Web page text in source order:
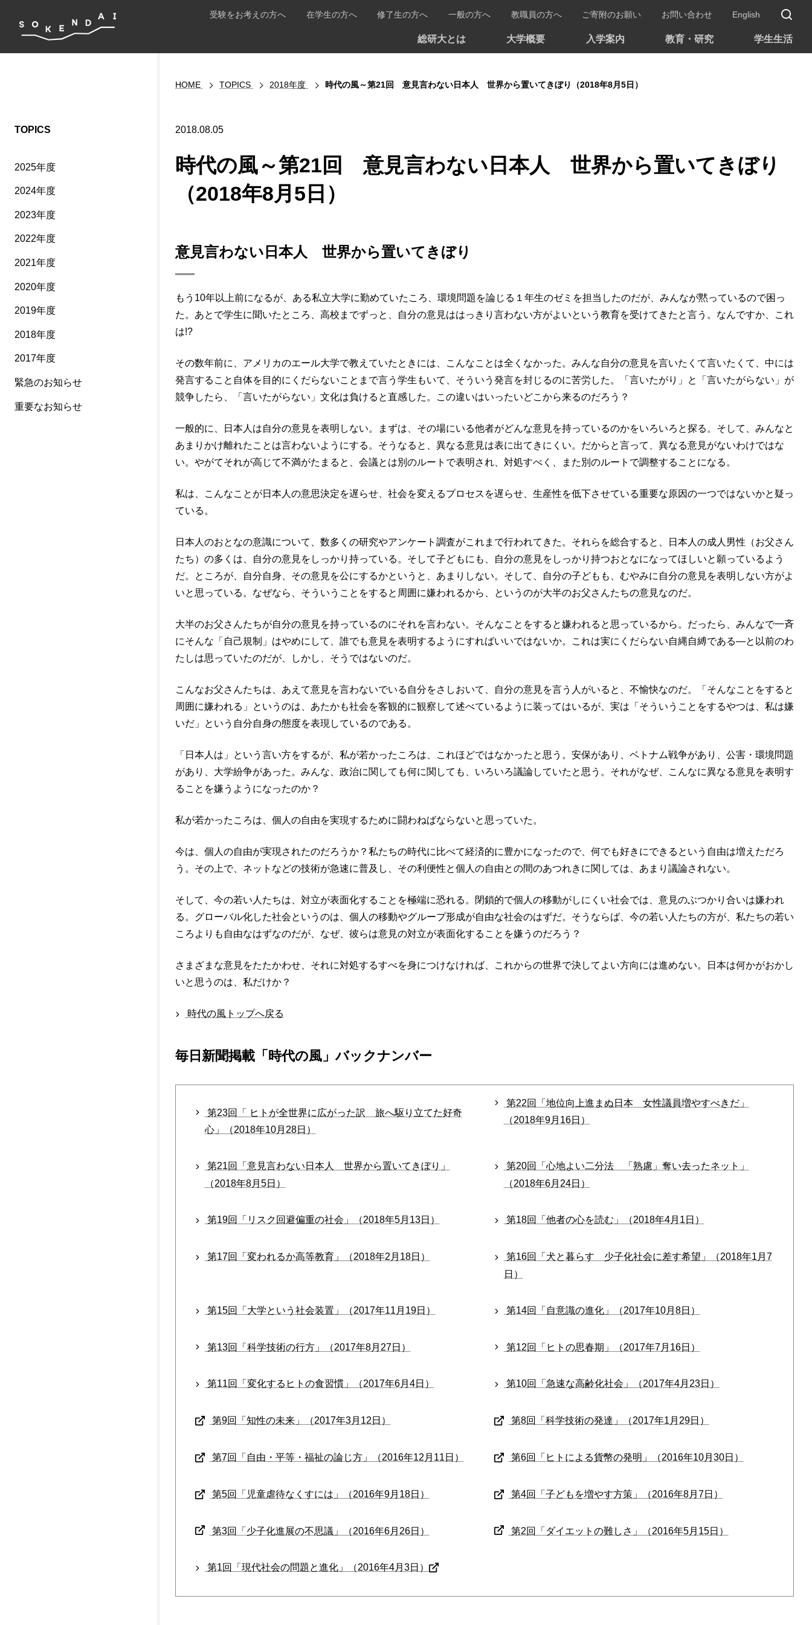
総研大とは 大学概要 入学案内 教育・研究 学生生活
受験をお考えの方へ 在学生の方へ 修了生の方へ 一般の方へ 教職員の方へ ご寄附のお願い お問い合わせ English
HOME TOPICS 2018年度 時代の風～第21回 意見言わない日本人 世界から置いてきぼり（2018年8月5日）
2018.08.05
時代の風～第21回 意見言わない日本人 世界から置いてきぼり
（2018年8月5日）
意見言わない日本人 世界から置いてきぼり
もう10年以上前になるが、ある私立大学に勤めていたころ、環境問題を論じる１年生のゼミを担当したのだが、みんなが黙っているので困っ
た。あとで学生に聞いたところ、高校までずっと、自分の意見ははっきり言わない方がよいという教育を受けてきたと言う。なんですか、これ
は!?
その数年前に、アメリカのエール大学で教えていたときには、こんなことは全くなかった。みんな自分の意見を言いたくて言いたくて、中には
発言すること自体を目的にくだらないことまで言う学生もいて、そういう発言を封じるのに苦労した。「言いたがり」と「言いたがらない」が
競争したら、「言いたがらない」文化は負けると直感した。この違いはいったいどこから来るのだろう？
一般的に、日本人は自分の意見を表明しない。まずは、その場にいる他者がどんな意見を持っているのかをいろいろと探る。そして、みんなと
あまりかけ離れたことは言わないようにする。そうなると、異なる意見は表に出てきにくい。だからと言って、異なる意見がないわけではな
い。やがてそれが高じて不満がたまると、会議とは別のルートで表明され、対処すべく、また別のルートで調整することになる。
私は、こんなことが日本人の意思決定を遅らせ、社会を変えるプロセスを遅らせ、生産性を低下させている重要な原因の一つではないかと疑っ
ている。
日本人のおとなの意識について、数多くの研究やアンケート調査がこれまで行われてきた。それらを総合すると、日本人の成人男性（お父さん
たち）の多くは、自分の意見をしっかり持っている。そして子どもにも、自分の意見をしっかり持つおとなになってほしいと願っているよう
だ。ところが、自分自身、その意見を公にするかというと、あまりしない。そして、自分の子どもも、むやみに自分の意見を表明しない方がよ
いと思っている。なぜなら、そういうことをすると周囲に嫌われるから、というのが大半のお父さんたちの意見なのだ。
大半のお父さんたちが自分の意見を持っているのにそれを言わない。そんなことをすると嫌われると思っているから。だったら、みんなで一斉
にそんな「自己規制」はやめにして、誰でも意見を表明するようにすればいいではないか。これは実にくだらない自縄自縛である―と以前のわ
たしは思っていたのだが、しかし、そうではないのだ。
こんなお父さんたちは、あえて意見を言わないでいる自分をさしおいて、自分の意見を言う人がいると、不愉快なのだ。「そんなことをすると
周囲に嫌われる」というのは、あたかも社会を客観的に観察して述べているように装ってはいるが、実は「そういうことをするやつは、私は嫌
いだ」という自分自身の態度を表現しているのである。
「日本人は」という言い方をするが、私が若かったころは、これほどではなかったと思う。安保があり、ベトナム戦争があり、公害・環境問題
があり、大学紛争があった。みんな、政治に関しても何に関しても、いろいろ議論していたと思う。それがなぜ、こんなに異なる意見を表明す
ることを嫌うようになったのか？
私が若かったころは、個人の自由を実現するために闘わねばならないと思っていた。
今は、個人の自由が実現されたのだろうか？私たちの時代に比べて経済的に豊かになったので、何でも好きにできるという自由は増えただろ
う。その上で、ネットなどの技術が急速に普及し、その利便性と個人の自由との間のあつれきに関しては、あまり議論されない。
そして、今の若い人たちは、対立が表面化することを極端に恐れる。閉鎖的で個人の移動がしにくい社会では、意見のぶつかり合いは嫌われ
る。グローバル化した社会というのは、個人の移動やグループ形成が自由な社会のはずだ。そうならば、今の若い人たちの方が、私たちの若い
ころよりも自由なはずなのだが、なぜ、彼らは意見の対立が表面化することを嫌うのだろう？
さまざまな意見をたたかわせ、それに対処するすべを身につけなければ、これからの世界で決してよい方向には進めない。日本は何かがおかし
いと思うのは、私だけか？
時代の風トップへ戻る
毎日新聞掲載「時代の風」バックナンバー
第23回「 ヒトが全世界に広がった訳 旅へ駆り立てた好奇
心」（2018年10月28日）
第22回「地位向上進まぬ日本 女性議員増やすべきだ」
（2018年9月16日）
第21回「意見言わない日本人 世界から置いてきぼり」
（2018年8月5日）
第20回「心地よい二分法 「熟慮」奪い去ったネット」
（2018年6月24日）
第19回「リスク回避偏重の社会」（2018年5月13日） 第18回「他者の心を読む」（2018年4月1日）
第17回「変われるか高等教育」（2018年2月18日）
第16回「犬と暮らす 少子化社会に差す希望」（2018年1月7
日）
第15回「大学という社会装置」（2017年11月19日） 第14回「自意識の進化」（2017年10月8日）
第13回「科学技術の行方」（2017年8月27日） 第12回「ヒトの思春期」（2017年7月16日）
第11回「変化するヒトの食習慣」（2017年6月4日） 第10回「急速な高齢化社会」（2017年4月23日）
第9回「知性の未来」（2017年3月12日） 第8回「科学技術の発達」（2017年1月29日）
第7回「自由・平等・福祉の論じ方」（2016年12月11日） 第6回「ヒトによる貨幣の発明」（2016年10月30日）
第5回「児童虐待なくすには」（2016年9月18日） 第4回「子どもを増やす方策」（2016年8月7日）
第3回「少子化進展の不思議」（2016年6月26日） 第2回「ダイエットの難しさ」（2016年5月15日）
第1回「現代社会の問題と進化」（2016年4月3日）
TOPICS
2025年度
2024年度
2023年度
2022年度
2021年度
2020年度
2019年度
2018年度
2017年度
緊急のお知らせ
重要なお知らせ